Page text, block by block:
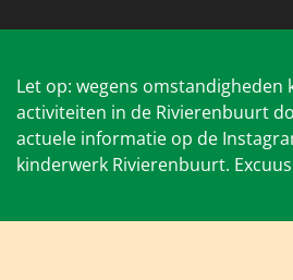
Let op: wegens omstandigheden
activiteiten in de Rivierenbuurt
actuele informatie op de
kinderwerk Rivierenbuurt.